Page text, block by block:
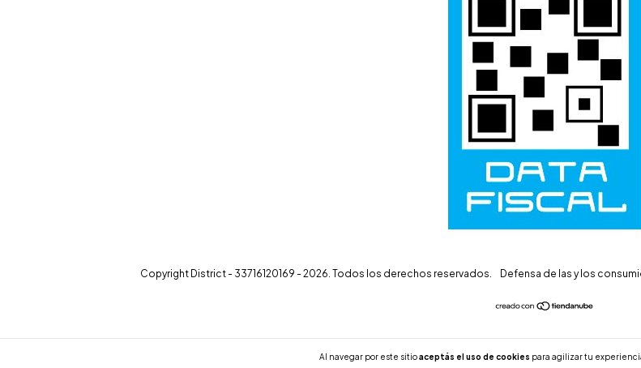
Al navegar por este sitioaceptás el uso de cookies para agilizar tu
Copyright District - 33716120169 - 2026. Todos los derechos reservados. Defensa de las y los